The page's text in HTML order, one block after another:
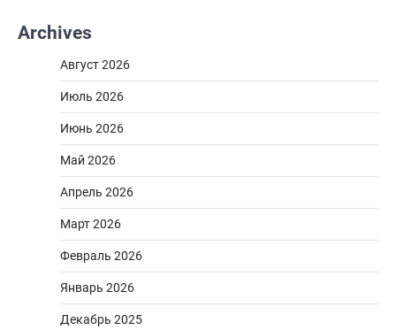
Archives
Август 2026
Июль 2026
Июнь 2026
Май 2026
Апрель 2026
Март 2026
Февраль 2026
Январь 2026
Декабрь 2025